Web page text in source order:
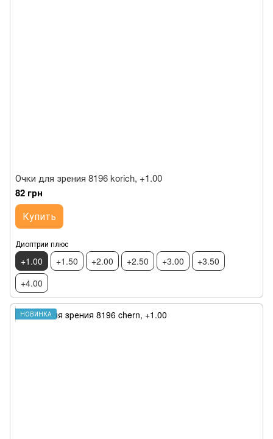
Очки для зрения 8196 korich, +1.00
82 грн
Купить
Диоптрии плюс
+1.00 +1.50 +2.00 +2.50 +3.00
+3.50
+4.00
НОВИНКА